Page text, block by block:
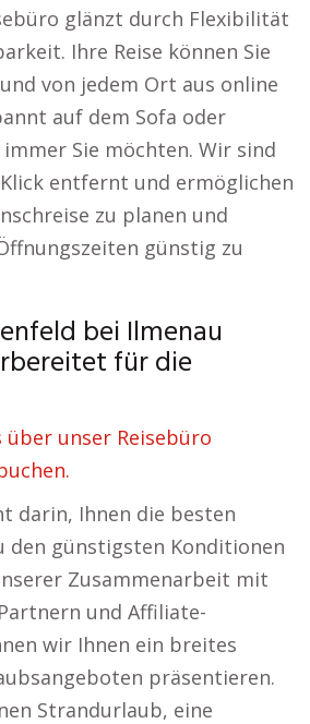
glänzt durch Flexibilität
Ihre Reise können Sie
von jedem Ort aus online
auf dem Sofa oder
Sie möchten. Wir sind
entfernt und ermöglichen
zu planen und
günstig zu
bei Ilmenau
für die
über unser Reisebüro
darin, Ihnen die besten
den günstigsten Konditionen
Zusammenarbeit mit
und Affiliate-
wir Ihnen ein breites
präsentieren.
Strandurlaub, eine